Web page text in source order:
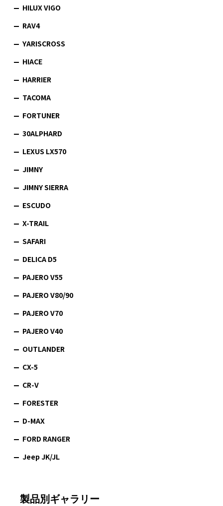
HILUX VIGO
RAV4
YARISCROSS
HIACE
HARRIER
TACOMA
FORTUNER
30ALPHARD
LEXUS LX570
JIMNY
JIMNY SIERRA
ESCUDO
X-TRAIL
SAFARI
DELICA D5
PAJERO V55
PAJERO V80/90
PAJERO V70
PAJERO V40
OUTLANDER
CX-5
CR-V
FORESTER
D-MAX
FORD RANGER
Jeep JK/JL
製品別ギャラリー